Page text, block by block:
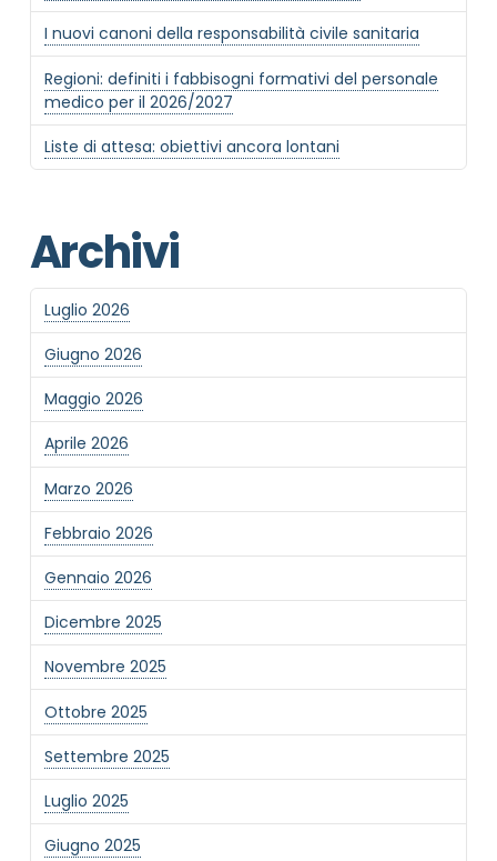
I nuovi canoni della responsabilità civile sanitaria
Regioni: definiti i fabbisogni formativi del personale
medico per il 2026/2027
Liste di attesa: obiettivi ancora lontani
Archivi
Luglio 2026
Giugno 2026
Maggio 2026
Aprile 2026
Marzo 2026
Febbraio 2026
Gennaio 2026
Dicembre 2025
Novembre 2025
Ottobre 2025
Settembre 2025
Luglio 2025
Giugno 2025